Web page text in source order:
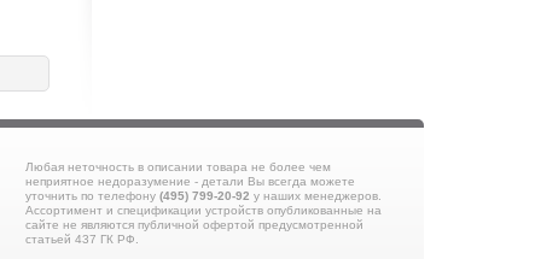
Thomson (2)
Transcend (3)
Uniden (8)
Velas (2)
Venta (6)
Любая неточность в описании товара не более чем
неприятное недоразумение - детали Вы всегда можете
уточнить по телефону (495) 799-20-92 у наших менеджеров.
Ассортимент и спецификации устройств опубликованные на
сайте не являются публичной офертой предусмотренной
статьей 437 ГК РФ.